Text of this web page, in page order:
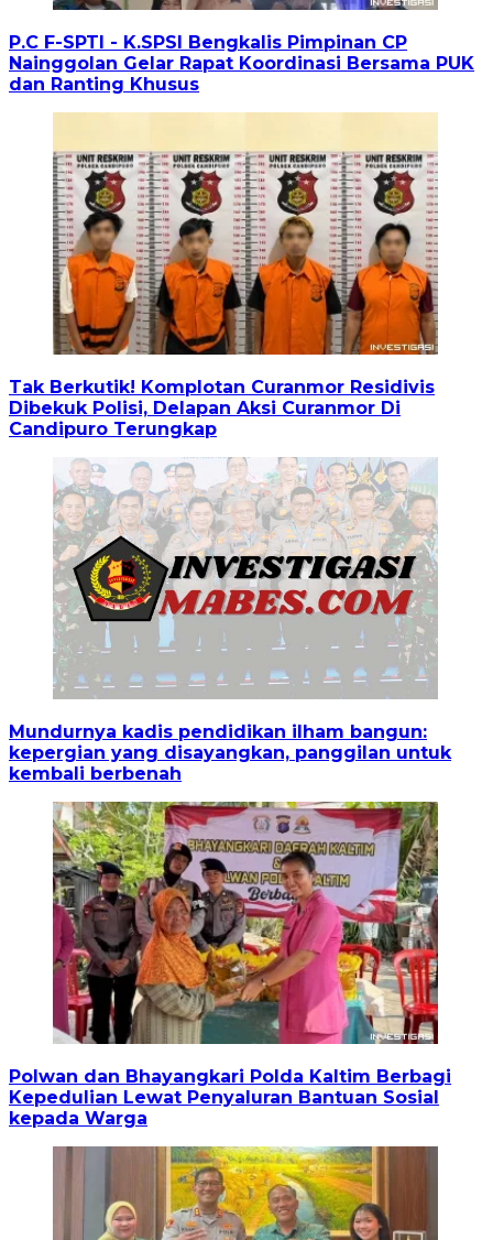
P.C F-SPTI - K.SPSI Bengkalis Pimpinan CP
Nainggolan Gelar Rapat Koordinasi Bersama PUK
dan Ranting Khusus
Tak Berkutik! Komplotan Curanmor Residivis
Dibekuk Polisi, Delapan Aksi Curanmor Di
Candipuro Terungkap
Mundurnya kadis pendidikan ilham bangun:
kepergian yang disayangkan, panggilan untuk
kembali berbenah
Polwan dan Bhayangkari Polda Kaltim Berbagi
Kepedulian Lewat Penyaluran Bantuan Sosial
kepada Warga